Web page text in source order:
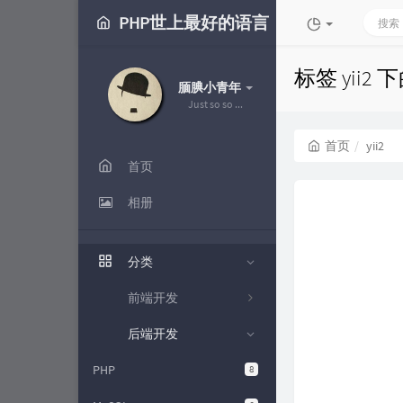
PHP世上最好的语言
腼腆小青年
Just so so ...
首页
相册
分类
前端开发
后端开发
8
PHP
标签 yii2
首页 yii2